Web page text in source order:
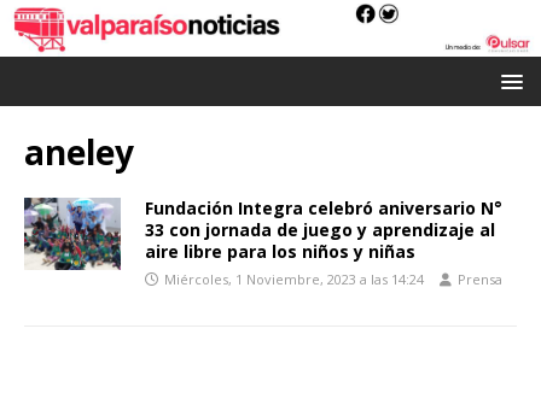
aneley
Fundación Integra celebró aniversario N°
33 con jornada de juego y aprendizaje al
aire libre para los niños y niñas
Miércoles, 1 Noviembre, 2023 a las 14:24 Prensa